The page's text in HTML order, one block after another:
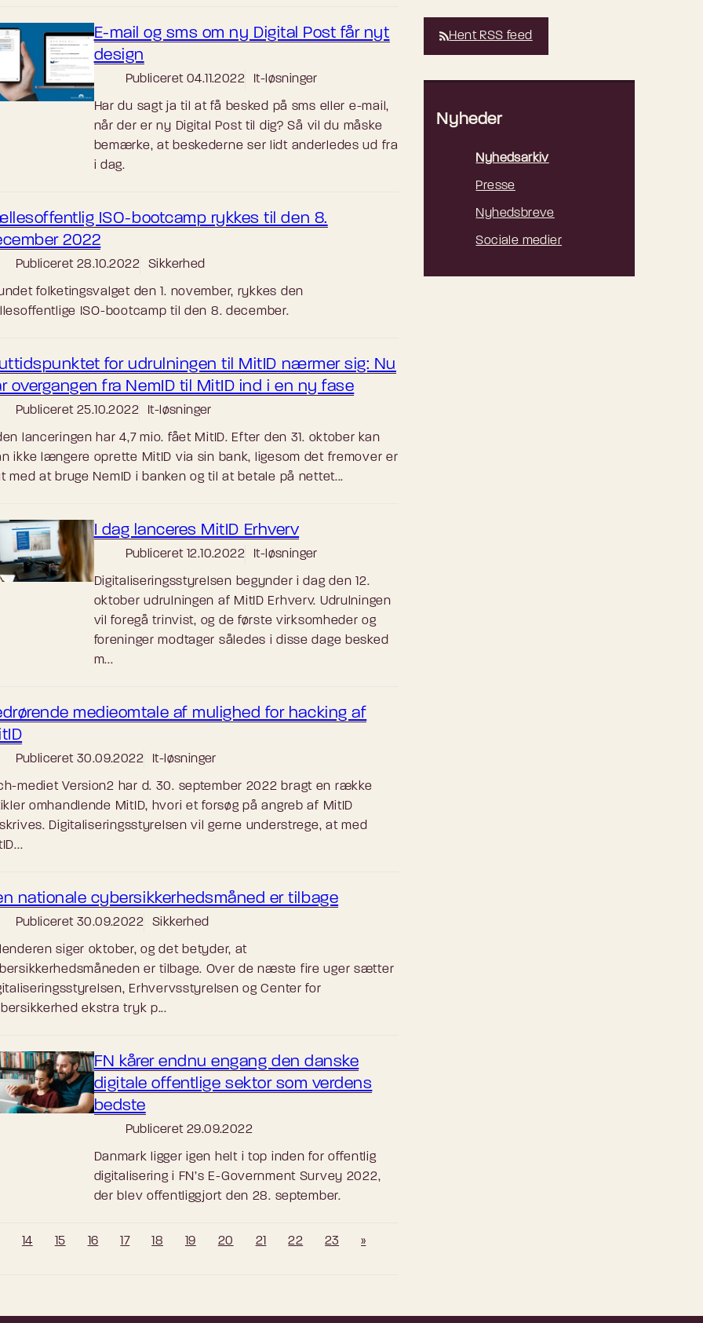
E-mail og sms om ny Digital Post får nyt
design
Publiceret 04.11.2022 It-løsninger
Har du sagt ja til at få besked på sms eller e-mail,
når der er ny Digital Post til dig? Så vil du måske
bemærke, at beskederne ser lidt anderledes ud fra
i dag.
ISO-bootcamp rykkes til den 8.
2022
Publiceret 28.10.2022 Sikkerhed
folketingsvalget den 1. november, rykkes den
ISO-bootcamp til den 8. december.
for udrulningen til MitID nærmer sig: Nu
overgangen fra NemID til MitID ind i en ny fase
Publiceret 25.10.2022 It-løsninger
lanceringen har 4,7 mio. fået MitID. Efter den 31. oktober kan
ikke længere oprette MitID via sin bank, ligesom det fremover er
med at bruge NemID i banken og til at betale på nettet...
I dag lanceres MitID Erhverv
Publiceret 12.10.2022 It-løsninger
Digitaliseringsstyrelsen begynder i dag den 12.
oktober udrulningen af MitID Erhverv. Udrulningen
vil foregå trinvist, og de første virksomheder og
foreninger modtager således i disse dage besked
m...
medieomtale af mulighed for hacking af
Publiceret 30.09.2022 It-løsninger
mediet Version2 har d. 30. september 2022 bragt en række
omhandlende MitID, hvori et forsøg på angreb af MitID
Digitaliseringsstyrelsen vil gerne understrege, at med
nationale cybersikkerhedsmåned er tilbage
Publiceret 30.09.2022 Sikkerhed
siger oktober, og det betyder, at
er tilbage. Over de næste fire uger sætter
Erhvervsstyrelsen og Center for
ekstra tryk p...
FN kårer endnu engang den danske
digitale offentlige sektor som verdens
bedste
Publiceret 29.09.2022
Danmark ligger igen helt i top inden for offentlig
digitalisering i FN’s E-Government Survey 2022,
der blev offentliggjort den 28. september.
14 15 16 17 18 19 20 21 22 23 »
Hent RSS feed
Nyheder
Nyhedsarkiv
Presse
Nyhedsbreve
Sociale medier